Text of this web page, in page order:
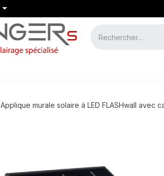
Applique murale solaire à LED FLASHwall avec